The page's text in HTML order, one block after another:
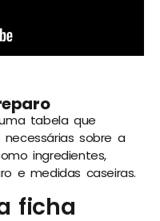
tabela que
sobre a
ingredientes,
e medidas caseiras.
ficha